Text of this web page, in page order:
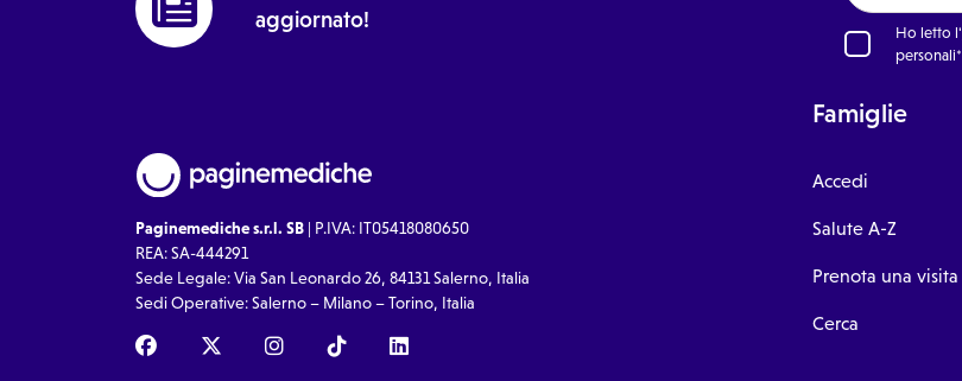
aggiornato!
Ho letto l'
personali*
Paginemediche s.r.l. SB | P.IVA: IT05418080650
REA: SA-444291
Sede Legale: Via San Leonardo 26, 84131 Salerno, Italia
Sedi Operative: Salerno – Milano – Torino, Italia
Famiglie
Accedi
Salute A-Z
Prenota una visita
Cerca